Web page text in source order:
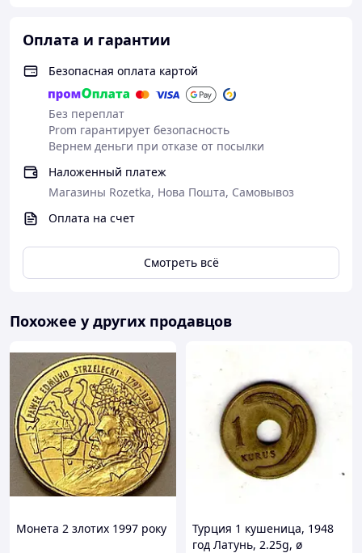
Оплата и гарантии
Безопасная оплата картой
Без переплат
Prom гарантирует безопасность
Вернем деньги при отказе от посылки
Наложенный платеж
Магазины Rozetka, Нова Пошта, Самовывоз
Оплата на счет
Смотреть всё
Похожее у других продавцов
Монета 2 злотих 1997 року
Турция 1 кушеница, 1948
год Латунь, 2.25g, ø